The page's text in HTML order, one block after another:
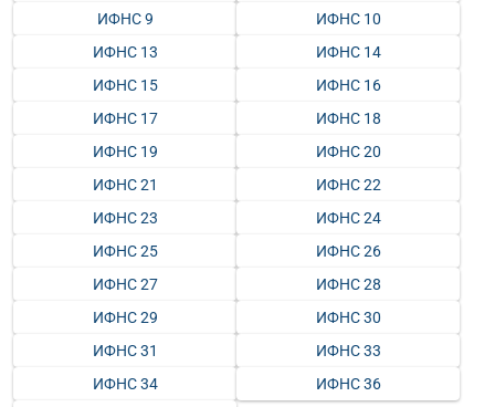
ИФНС 9
ИФНС 10
ИФНС 13
ИФНС 14
ИФНС 15
ИФНС 16
ИФНС 17
ИФНС 18
ИФНС 19
ИФНС 20
ИФНС 21
ИФНС 22
ИФНС 23
ИФНС 24
ИФНС 25
ИФНС 26
ИФНС 27
ИФНС 28
ИФНС 29
ИФНС 30
ИФНС 31
ИФНС 33
ИФНС 34
ИФНС 36